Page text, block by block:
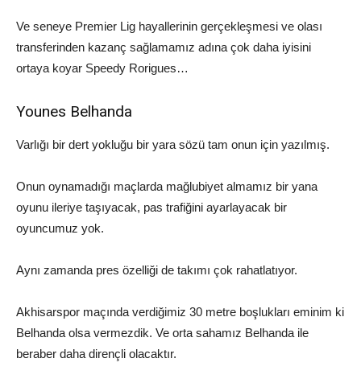
Ve seneye Premier Lig hayallerinin gerçekleşmesi ve olası
transferinden kazanç sağlamamız adına çok daha iyisini
ortaya koyar Speedy Rorigues…
Younes Belhanda
Varlığı bir dert yokluğu bir yara sözü tam onun için yazılmış.
Onun oynamadığı maçlarda mağlubiyet almamız bir yana
oyunu ileriye taşıyacak, pas trafiğini ayarlayacak bir
oyuncumuz yok.
Aynı zamanda pres özelliği de takımı çok rahatlatıyor.
Akhisarspor maçında verdiğimiz 30 metre boşlukları eminim ki
Belhanda olsa vermezdik. Ve orta sahamız Belhanda ile
beraber daha dirençli olacaktır.